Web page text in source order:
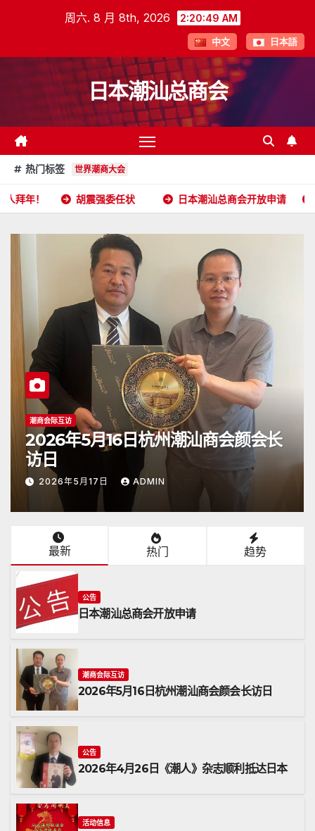
周六. 8 月 8th, 2026 2:20:50 AM
中文 日本語
日本潮汕总商会
热门标签 世界潮商大会
胡震强委任状 日本潮汕总商会开放申请 2026年5月
潮商会际互访
2026年5月16日杭州潮汕商会颜会长
访日
2026年5月17日 ADMIN
最新 热门 趋势
公告
日本潮汕总商会开放申请
潮商会际互访
2026年5月16日杭州潮汕商会颜会长访日
公告
2026年4月26日《潮人》杂志顺利抵达日本
活动信息